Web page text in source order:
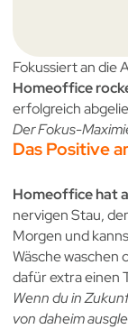
Fokussiert an die
Homeoffice
erfolgreich
Der Fokus-
Das Positive
Homeoffice hat
nervigen Stau,
Morgen und
Wäsche waschen
dafür extra einen
Wenn du in
von daheim